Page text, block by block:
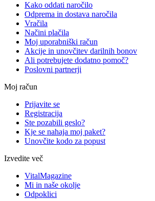
Kako oddati naročilo
Odprema in dostava naročila
Vračila
Načini plačila
Moj uporabniški račun
Akcije in unovčitev darilnih bonov
Ali potrebujete dodatno pomoč?
Poslovni partnerji
Moj račun
Prijavite se
Registracija
Ste pozabili geslo?
Kje se nahaja moj paket?
Unovčite kodo za popust
Izvedite več
VitalMagazine
Mi in naše okolje
Odpoklici